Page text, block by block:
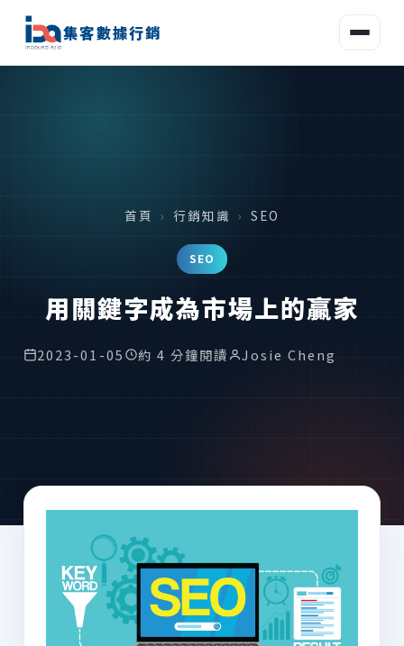
集客數據行銷
首頁 › 行銷知識 › SEO
SEO
用關鍵字成為市場上的贏家
2023-01-05 約 4 分鐘閱讀 Josie Cheng